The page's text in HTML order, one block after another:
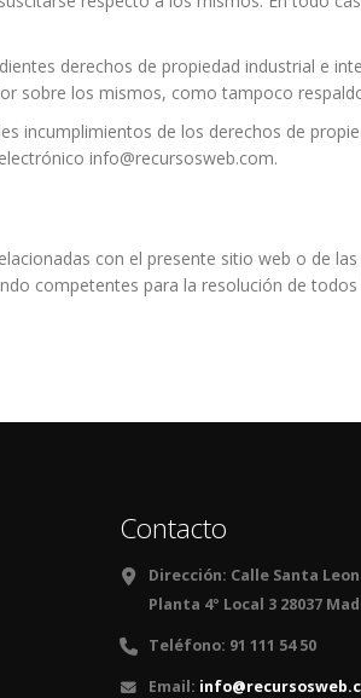
derechos de propiedad industrial e
sobre los mismos, como tampoco
incumplimientos de los derechos de
info@recursosweb.com.
con el presente sitio web o de
competentes para la resolución de
Contacto
Dirección: Calle Santa
Planta 4º Local 3 28037
Teléfono: 91 111 54 50
Email: